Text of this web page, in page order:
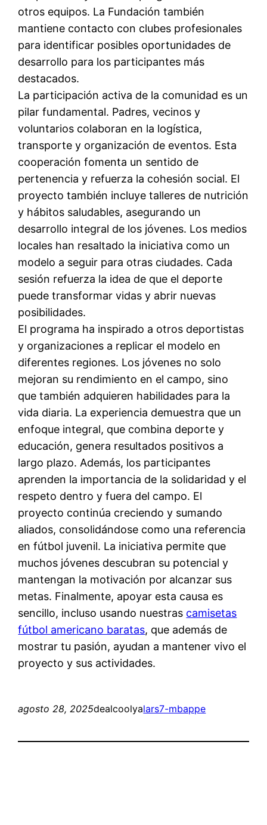
otros equipos. La Fundación también
mantiene contacto con clubes profesionales
para identificar posibles oportunidades de
desarrollo para los participantes más
destacados.
La participación activa de la comunidad es un
pilar fundamental. Padres, vecinos y
voluntarios colaboran en la logística,
transporte y organización de eventos. Esta
cooperación fomenta un sentido de
pertenencia y refuerza la cohesión social. El
proyecto también incluye talleres de nutrición
y hábitos saludables, asegurando un
desarrollo integral de los jóvenes. Los medios
locales han resaltado la iniciativa como un
modelo a seguir para otras ciudades. Cada
sesión refuerza la idea de que el deporte
puede transformar vidas y abrir nuevas
posibilidades.
El programa ha inspirado a otros deportistas
y organizaciones a replicar el modelo en
diferentes regiones. Los jóvenes no solo
mejoran su rendimiento en el campo, sino
que también adquieren habilidades para la
vida diaria. La experiencia demuestra que un
enfoque integral, que combina deporte y
educación, genera resultados positivos a
largo plazo. Además, los participantes
aprenden la importancia de la solidaridad y el
respeto dentro y fuera del campo. El
proyecto continúa creciendo y sumando
aliados, consolidándose como una referencia
en fútbol juvenil. La iniciativa permite que
muchos jóvenes descubran su potencial y
mantengan la motivación por alcanzar sus
metas. Finalmente, apoyar esta causa es
sencillo, incluso usando nuestras camisetas
fútbol americano baratas, que además de
mostrar tu pasión, ayudan a mantener vivo el
proyecto y sus actividades.
agosto 28, 2025dealcoolyalars7-mbappe